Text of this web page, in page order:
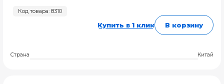
Код товара: 8310
Купить в 1 клик В корзину
Страна Китай